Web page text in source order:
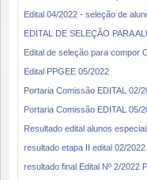
Edital 04/2022 - seleção de
EDITAL DE SELEÇÃO PARA
Edital de seleção para compor
Edital PPGEE 05/2022
Portaria Comissão EDITAL 02/
Portaria Comissão EDITAL 05/
Resultado edital alunos
resultado etapa II edital 02/2022
resultado final Edital Nº 2/2022